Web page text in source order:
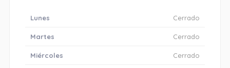
Lunes Cerrado
Martes Cerrado
Miércoles Cerrado